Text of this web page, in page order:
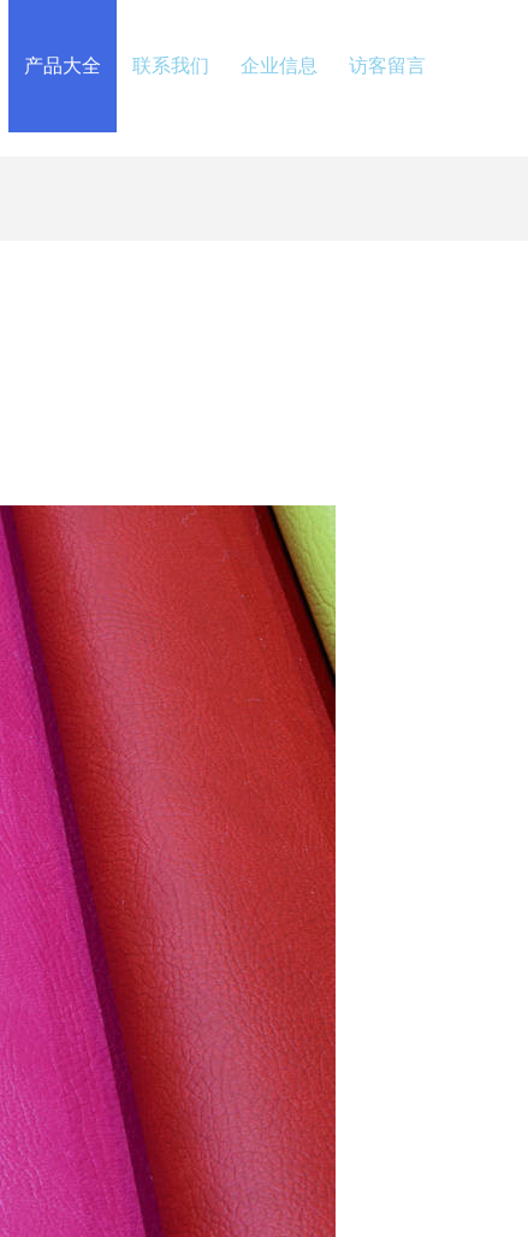
产品大全 联系我们 企业信息 访客留言